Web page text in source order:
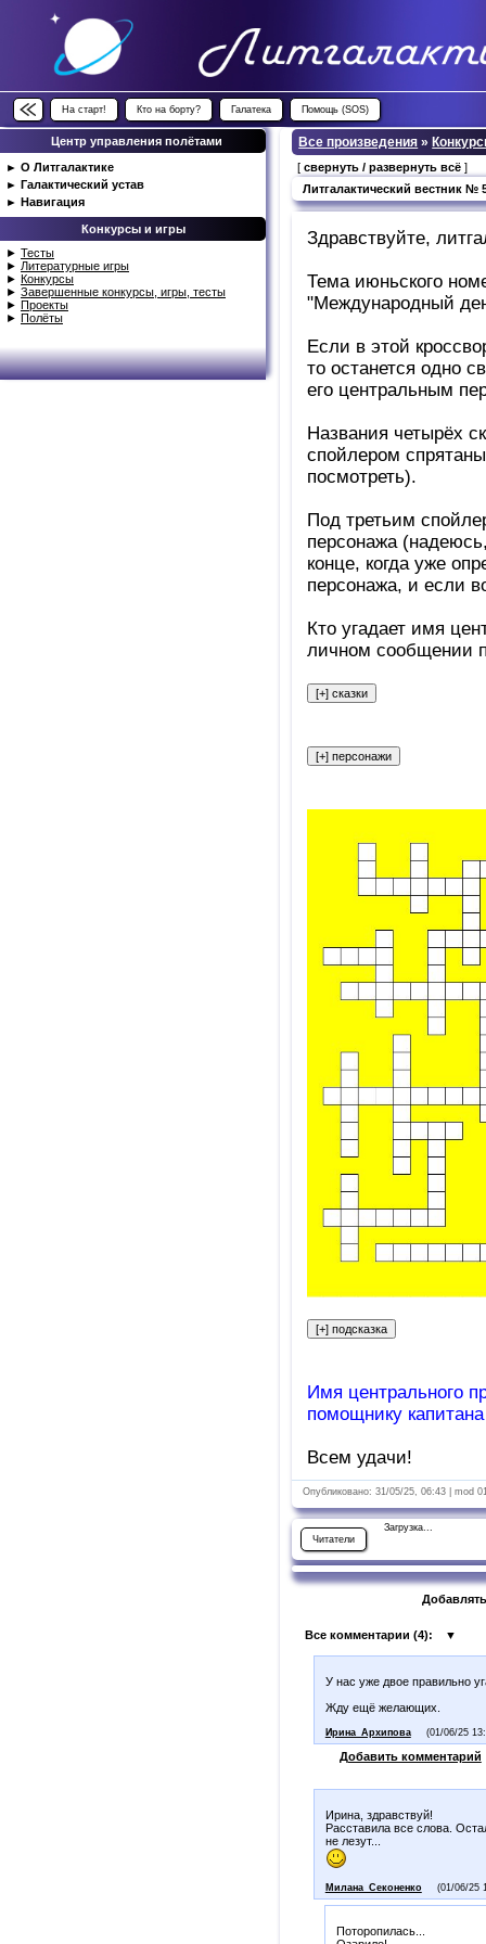
На старт! Кто на борту? Галатека Помощь (SOS)
Центр управления полётами
► О Литгалактике
► Галактический устав
► Навигация
Конкурсы и игры
► Тесты
► Литературные игры
► Конкурсы
► Завершенные конкурсы, игры, тесты
► Проекты
► Полёты
Все произведения »
[свернуть / развернуть всё ]
Литгалактический вестник
Здравствуйте,
Тема июньского
"Международный
Если в этой
то останется одно
его центральным
Названия четырёх
спойлером
посмотреть).
Под третьим
персонажа
конце, когда уже
персонажа, и если
Кто угадает имя
личном сообщении
Имя центрального
помощнику капитана
Всем удачи!
Опубликовано: 31/05/25, 06:43 | mod
Читатели
Загрузка...
Все комментарии (4): ▼
У нас уже двое правильно
Жду ещё желающих.
Ирина_Архипова (01/06/25
Добавить комментарий
Ирина, здравствуй!
Расставила все слова.
не лезут...
Милана_Секоненко (01/06/25
Поторопилась...